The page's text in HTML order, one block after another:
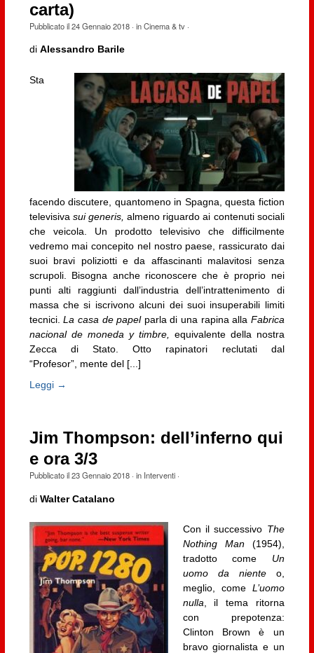
carta)
Pubblicato il24 Gennaio 2018· inCinema & tv·
di Alessandro Barile
Sta
facendo discutere, quantomeno in Spagna, questa fiction
televisiva sui generis,almeno riguardo ai contenuti sociali
che veicola. Un prodotto televisivo che difficilmente
vedremo mai concepito nel nostro paese, rassicurato dai
suoi bravi poliziotti e da affascinanti malavitosi senza
scrupoli. Bisogna anche riconoscere che è proprio nei
punti alti raggiunti dall’industria dell’intrattenimento di
massa che si iscrivono alcuni dei suoi insuperabili limiti
tecnici.La casa de papel parla di una rapina alla Fabrica
nacional de moneda y timbre, equivalente della nostra
Zecca di Stato. Otto rapinatori reclutati dal
“Profesor”, mente del [...]
Leggi →
Jim Thompson: dell’inferno qui
e ora 3/3
Pubblicato il23 Gennaio 2018· in Interventi·
di Walter Catalano
Con il successivo The
Nothing Man(1954),
tradotto come Un
uomo da nienteo,
meglio, come L’uomo
nulla , il tema ritorna
con prepotenza:
Clinton Brown è un
bravo giornalista e un